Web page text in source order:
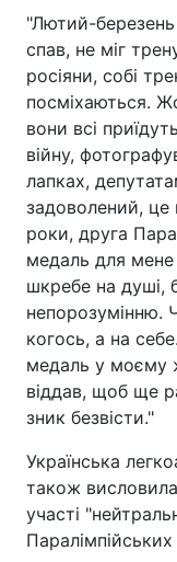
"Лютий-березень
спав, не міг
росіяни, собі
посміхаються.
вони всі
війну,
лапках,
задоволений,
роки, друга
медаль для
шкребе на душі,
непорозумінню.
когось, а на
медаль у моєму
віддав, щоб ще
зник безвісти."
Укрaїнська
також
участі
Паралімпійських